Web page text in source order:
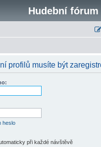
Hudební fórum
profilů musíte být
heslo
při každé návštěvě